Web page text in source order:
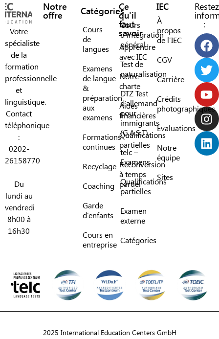
Votre
spécialiste
de la
formation
professionnelle
et
linguistique.
Contact
téléphonique
:
0202-
26158770
Du
lundi au
vendredi
8h00 à
16h30
Notre
offre
Cours
de
langues
Examens
de langue
&
préparation
aux
examens
Formations
continues
Recyclage
Coaching
Garde
d’enfants
Cours en
entreprise
Catégories
Cours
d’intégration
général
Test de
naturalisation
DTZ Test
d’allemand
pour
immigrants
(G.A.S.T)
telc –
Examens
Qualifications
partielles
Examen
externe
Catégories
Ce
qu'il
faut
savoir
Apprendre
avec IEC
Notre
charte
Aides
financières
Qualifications
partielles
Reconversion
à temps
partiel
IEC
À
propos
de l’IEC
CGV
Carrière
Crédits
photographiques
Évaluations
Notre
équipe
Sites
Restez
:
2025 International Education Centers GmbH